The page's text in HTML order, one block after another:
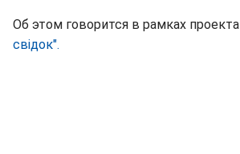
Об этом говорится в рамках проекта
свідок".